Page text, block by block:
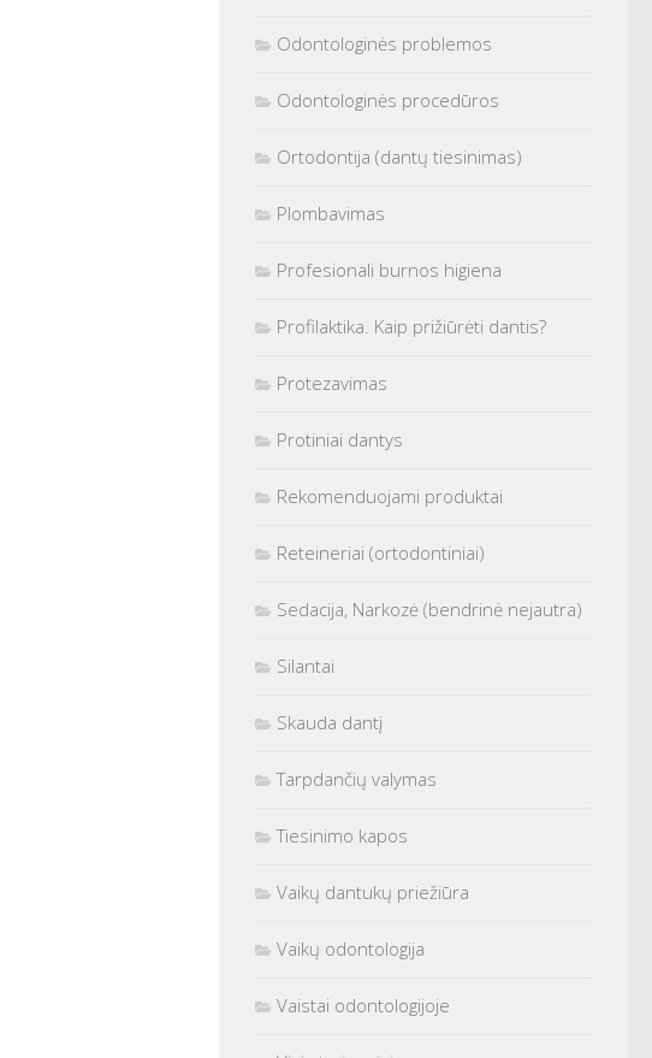
Odontologinės problemos
Odontologinės procedūros
Ortodontija (dantų tiesinimas)
Plombavimas
Profesionali burnos higiena
Profilaktika. Kaip prižiūrėti dantis?
Protezavimas
Protiniai dantys
Rekomenduojami produktai
Reteineriai (ortodontiniai)
Sedacija, Narkozė (bendrinė nejautra)
Silantai
Skauda dantį
Tarpdančių valymas
Tiesinimo kapos
Vaikų dantukų priežiūra
Vaikų odontologija
Vaistai odontologijoje